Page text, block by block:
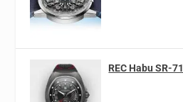
REC Habu SR-71